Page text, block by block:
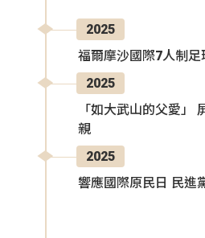
2025
福爾摩沙國際7人制
2025
「如大武山的父愛」
親
2025
響應國際原民日 民進